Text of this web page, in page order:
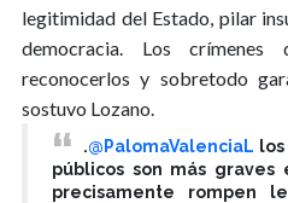
legitimidad del Estado, pilar
democracia. Los
reconocerlos y sobretodo
sostuvo Lozano.
.@PalomaValenciaL
públicos son más graves
precisamente rompen